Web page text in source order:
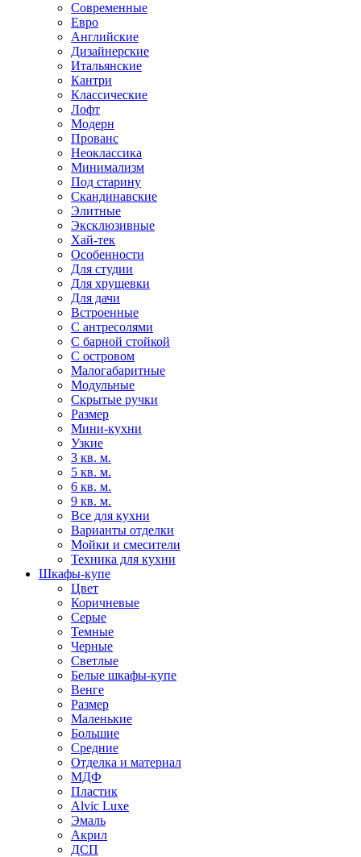
Современные
Евро
Английские
Дизайнерские
Итальянские
Кантри
Классические
Лофт
Модерн
Прованс
Неоклассика
Минимализм
Под старину
Скандинавские
Элитные
Эксклюзивные
Хай-тек
Особенности
Для студии
Для хрущевки
Для дачи
Встроенные
С антресолями
С барной стойкой
С островом
Малогабаритные
Модульные
Скрытые ручки
Размер
Мини-кухни
Узкие
3 кв. м.
5 кв. м.
6 кв. м.
9 кв. м.
Все для кухни
Варианты отделки
Мойки и смесители
Техника для кухни
Шкафы-купе
Цвет
Коричневые
Серые
Темные
Черные
Светлые
Белые шкафы-купе
Венге
Размер
Маленькие
Большие
Средние
Отделка и материал
МДФ
Пластик
Alvic Luxe
Эмаль
Акрил
ДСП